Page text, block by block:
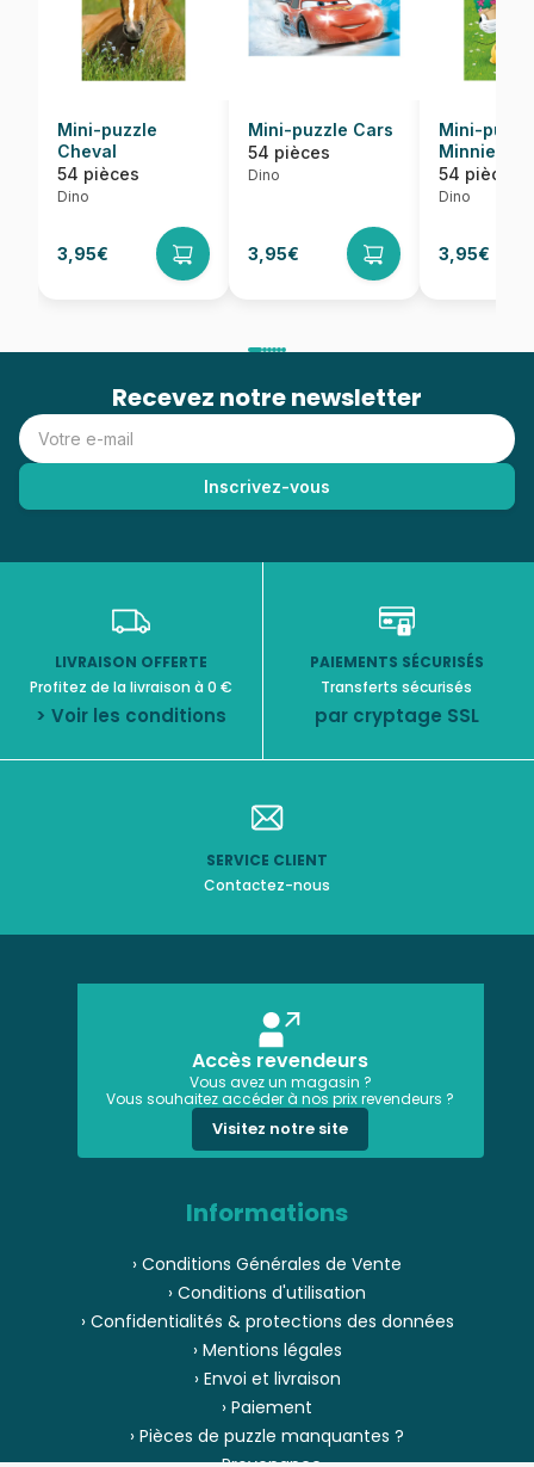
Mini-puzzle
Cheval
54 pièces
Dino
3,95€
Mini-puzzle Cars
54 pièces
Dino
3,95€
Mini-
Minnie
54 pièces
Dino
3,95€
Recevez notre newsletter
LIVRAISON OFFERTE
Profitez de la livraison à 0 €
> Voir les conditions
PAIEMENTS SÉCURISÉS
Transferts sécurisés
par cryptage SSL
SERVICE CLIENT
Contactez-nous
Accès revendeurs
Vous avez un magasin ?
Vous souhaitez accéder à nos prix revendeurs ?
Visitez notre site
Informations
› Conditions Générales de Vente
› Conditions d'utilisation
› Confidentialités & protections des données
› Mentions légales
› Envoi et livraison
› Paiement
› Pièces de puzzle manquantes ?